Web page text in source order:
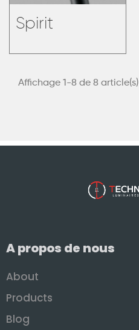
Spirit
Affichage 1-8 de 8 article(s)
A propos de nous
About
Products
Blog